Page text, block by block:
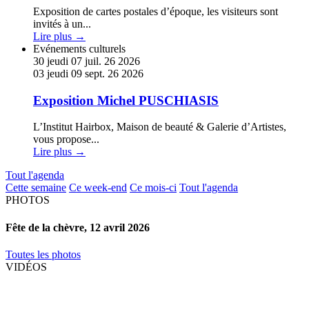
Rognes
Exposition de cartes postales d’époque, les visiteurs sont
invités à un...
Lire plus →
En
savoir
plus
Exposition
Michel
PUSCHIASIS
Evénements culturels
30 jeudi 07 juil. 26 2026
03 jeudi 09 sept. 26 2026
Exposition Michel PUSCHIASIS
L’Institut Hairbox, Maison de beauté & Galerie d’Artistes,
vous propose...
Lire plus →
Tout l'agenda
Cette semaine Ce week-end Ce mois-ci Tout l'agenda
PHOTOS
Fête
la
chèvre,
Fête de la chèvre, 12 avril 2026
Toutes les photos
VIDÉOS